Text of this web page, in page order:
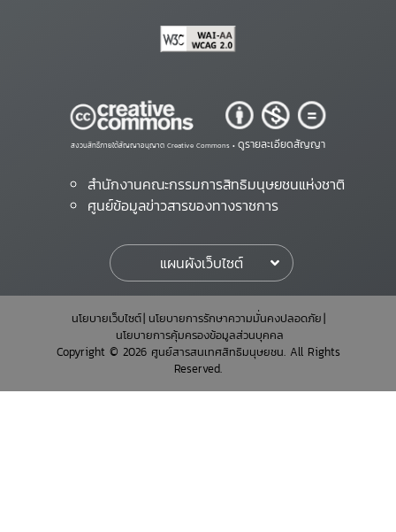
สงวนสิทธิ์ภายใต้สัญญาอนุญาต Creative Commons • ดูรายละเอียดสัญญา
สำนักงานคณะกรรมการสิทธิมนุษยชนแห่งชาติ
ศูนย์ข้อมูลข่าวสารของทางราชการ
แผนผังเว็บไซต์
นโยบายเว็บไซต์ นโยบายการรักษาความมั่นคงปลอดภัย
นโยบายการคุ้มครองข้อมูลส่วนบุคคล
Copyright © 2026 ศูนย์สารสนเทศสิทธิมนุษยชน. All Rights
Reserved.